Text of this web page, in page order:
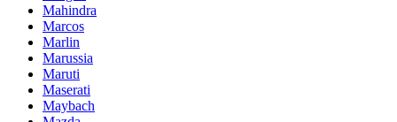
Mahindra
Marcos
Marlin
Marussia
Maruti
Maserati
Maybach